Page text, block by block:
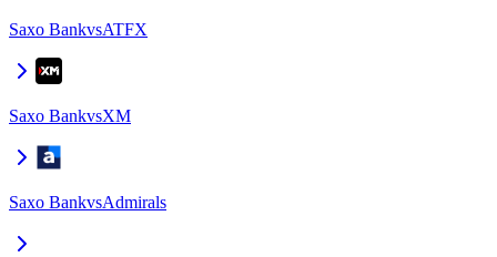
Saxo BankvsATFX
Saxo BankvsXM
Saxo BankvsAdmirals